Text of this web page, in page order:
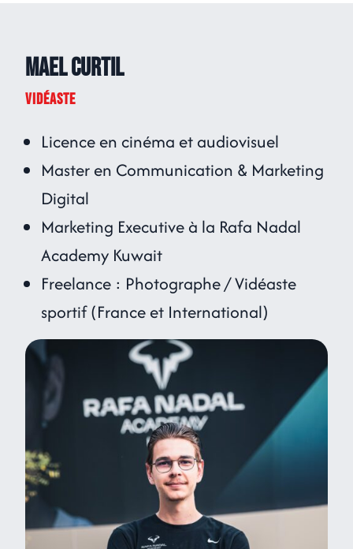
Mael Curtil
VIDÉASTE
Licence en cinéma et audiovisuel
⁠Master en Communication & Marketing
Digital
Marketing Executive à la Rafa Nadal
Academy Kuwait
Freelance : Photographe / Vidéaste
sportif (France et International)